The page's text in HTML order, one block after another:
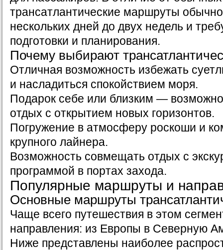
трансатлантические маршруты
нескольких дней до двух недель и
подготовки и планирования.
Почему выбирают
Отличная возможность избежать
и насладиться спокойствием моря.
Подарок себе или близким —
отдых с открытием новых горизонтов.
Погружение в атмосферу роскоши и
крупного лайнера.
Возможность совмещать отдых с
программой в портах захода.
Популярные маршруты и
Основные маршруты
Чаще всего путешествия в этом
направления: из Европы в Северную
Ниже представлены наиболее